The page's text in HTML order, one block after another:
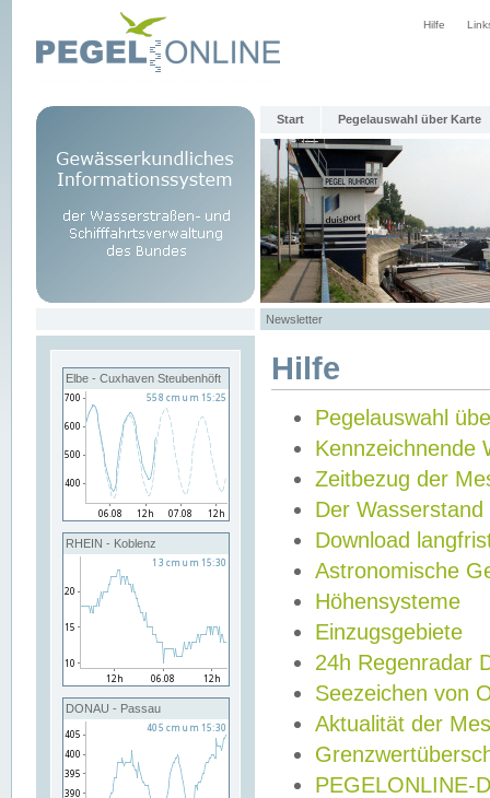
Hilfe
Start Pegelauswahl über Karte
Newsletter
Elbe - Cuxhaven Steubenhöft
RHEIN - Koblenz
DONAU - Passau
Hilfe
Pegelauswahl
Kennzeichnende
Zeitbezug der
Der Wasserstand
Download
Astronomische
Höhensysteme
Einzugsgebiete
24h Regenradar
Seezeichen von
Aktualität der
PEGELONLINE-